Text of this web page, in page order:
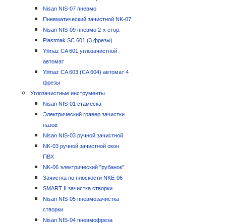
Nisan NIS-07 пневмо
Пневматический зачистной NK-07
Nisan NIS-09 пневмо 2-х стор.
Plastmak SC 601 (3 фрезы)
Yilmaz CA 601 углозачистной
автомат
Yilmaz CA 603 (CA 604) автомат 4
фрезы
Углозачистные инструменты
Nisan NIS-01 стамеска
Электрический гравер зачистки
пазов
Nisan NIS-03 ручной зачистной
NK-03 ручной зачистной окон
ПВХ
NK-06 электрический "рубанок"
Зачистка по плоскости NKE-06
SMART II зачистка створки
Nisan NIS-05 пневмозачистка
створки
Nisan NIS-04 пневмофреза